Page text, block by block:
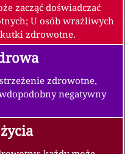
zacząć doświadczać
U osób wrażliwych
zdrowotne.
zdrowotne,
negatywny